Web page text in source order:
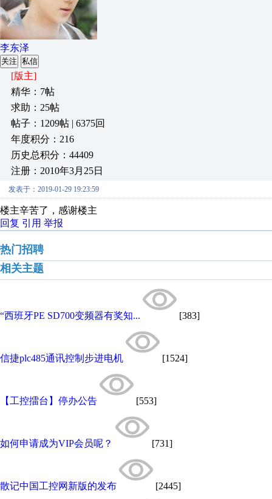
李东泽
关注 私信
[版主]
精华：7帖
求助：25帖
帖子：1209帖 | 6375回
年度积分：216
历史总积分：44409
注册：2010年3月25日
发表于：2019-01-29 19:23:59
楼主辛苦了，感谢楼主
回复 引用 举报
热门招聘
相关主题
“西班牙PE SD700变频器有奖知... [383]
信捷plc485通讯控制步进电机 [1524]
【工控擂台】停办公告 [553]
如何申请成为VIP会员呢？ [731]
散记中国工控网新版的发布 [2445]